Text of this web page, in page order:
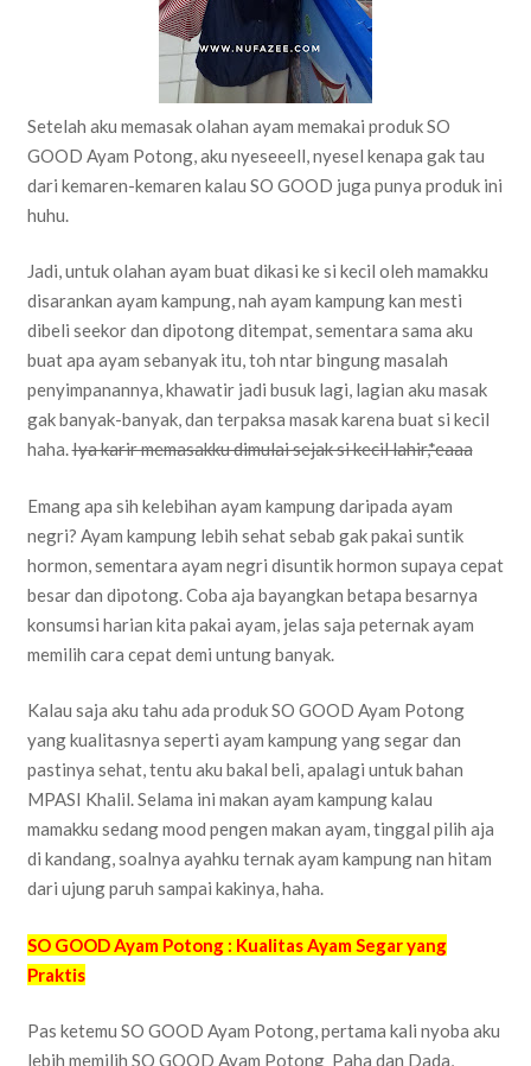
Setelah aku memasak olahan ayam memakai produk SO
GOOD Ayam Potong, aku nyeseeell, nyesel kenapa gak tau
dari kemaren-kemaren kalau SO GOOD juga punya produk ini
huhu.
Jadi, untuk olahan ayam buat dikasi ke si kecil oleh mamakku
disarankan ayam kampung, nah ayam kampung kan mesti
dibeli seekor dan dipotong ditempat, sementara sama aku
buat apa ayam sebanyak itu, toh ntar bingung masalah
penyimpanannya, khawatir jadi busuk lagi, lagian aku masak
gak banyak-banyak, dan terpaksa masak karena buat si kecil
haha.Iya karir memasakku dimulai sejak si kecil lahir,*eaaa
Emang apa sih kelebihan ayam kampung daripada ayam
negri? Ayam kampung lebih sehat sebab gak pakai suntik
hormon, sementara ayam negri disuntik hormon supaya cepat
besar dan dipotong. Coba aja bayangkan betapa besarnya
konsumsi harian kita pakai ayam, jelas saja peternak ayam
memilih cara cepat demi untung banyak.
Kalau saja aku tahu ada produk SO GOOD Ayam Potong
yang kualitasnya seperti ayam kampung yang segar dan
pastinya sehat, tentu aku bakal beli, apalagi untuk bahan
MPASI Khalil. Selama ini makan ayam kampung kalau
mamakku sedang mood pengen makan ayam, tinggal pilih aja
di kandang, soalnya ayahku ternak ayam kampung nan hitam
dari ujung paruh sampai kakinya, haha.
SO GOOD Ayam Potong : Kualitas Ayam Segar yang
Praktis
Pas ketemu SO GOOD Ayam Potong, pertama kali nyoba aku
lebih memilih SO GOOD Ayam Potong Paha dan Dada,